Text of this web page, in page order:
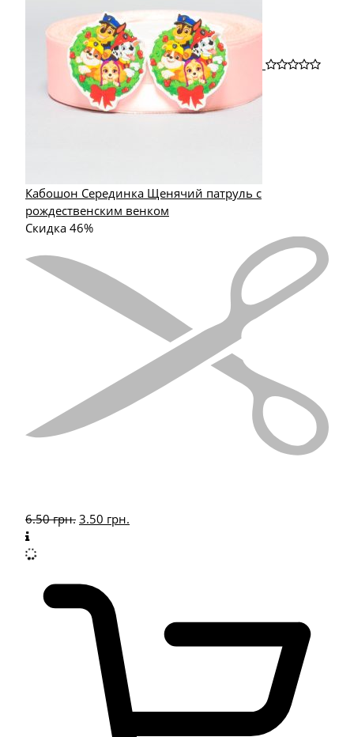
Кабошон Серединка Щенячий патруль с
рождественским венком
Скидка 46%
6.50грн. 3.50 грн.